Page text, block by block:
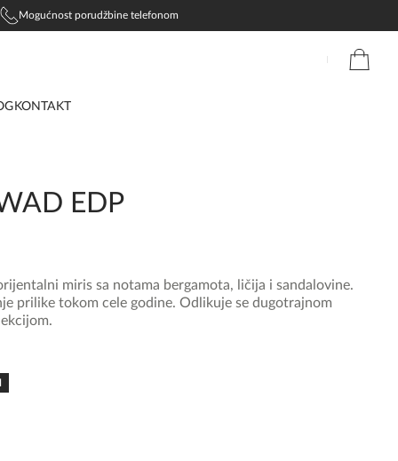
Mogućnost porudžbine telefonom
KONTAKT
EDP
miris sa notama bergamota, ličija i sandalovine.
prilike tokom cele godine. Odlikuje se dugotrajnom